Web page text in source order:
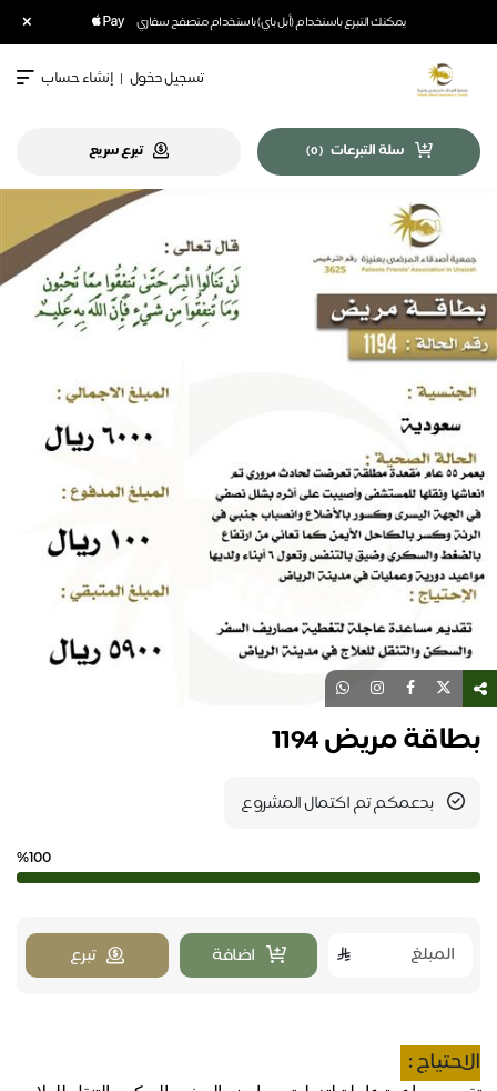
يمكنك التبرع باستخدام (أبل باي) باستخدام متصفح سفاري ×
تسجيل دخول | إنشاء حساب
سلة التبرعات (
0
) تبرع سريع
بطاقة مريض 1194
بدعمكم تم اكتمال المشروع
%100
اضافة تبرع
الاحتياج :